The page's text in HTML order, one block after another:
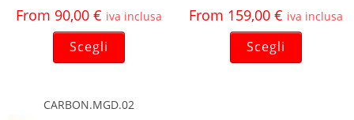
From 90,00 € iva inclusa
Scegli
From 159,00 € iva inclusa
Scegli
CARBON.MGD.02